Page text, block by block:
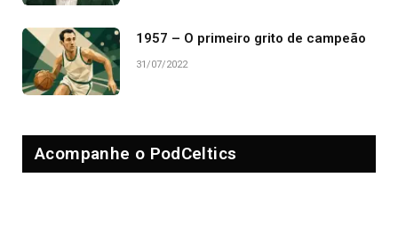
1957 – O primeiro grito de campeão
31/07/2022
Acompanhe o PodCeltics